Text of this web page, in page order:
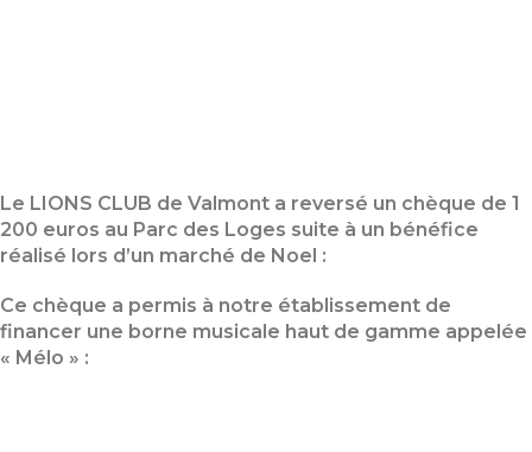
Le LIONS CLUB de Valmont a reversé un chèque de 1
200 euros au Parc des Loges suite à un bénéfice
réalisé lors d’un marché de Noel :
Ce chèque a permis à notre établissement de
financer une borne musicale haut de gamme appelée
« Mélo » :